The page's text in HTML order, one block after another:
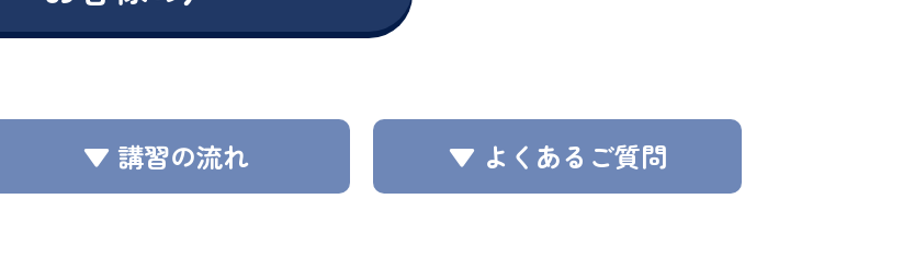
▼ 講習の流れ ▼ よくあるご質問